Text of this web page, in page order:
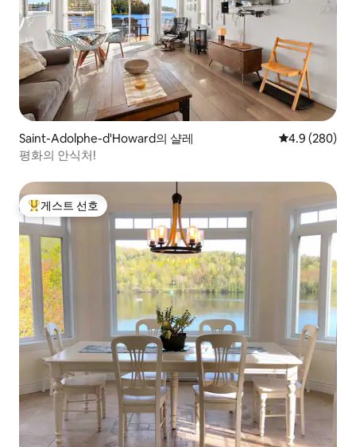
Saint-Adolphe-d'Howard의 샬레 평점 4.9점(5
4.9 (280)
평화의 안식처!
상위 게스트 선호
게스트 선호